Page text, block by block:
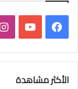
ي
و
الأكثر مشاهدة